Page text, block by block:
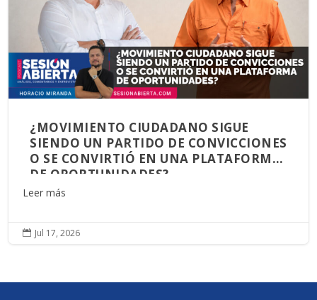
¿MOVIMIENTO CIUDADANO SIGUE
SIENDO UN PARTIDO DE CONVICCIONES
O SE CONVIRTIÓ EN UNA PLATAFORMA
DE OPORTUNIDADES?
Leer más
 Jul 17, 2026